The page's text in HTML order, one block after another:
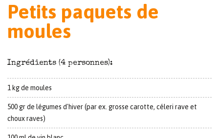
Petits paquets de
moules
Ingrédients (4 personnes):
1 kg de moules
500 gr de légumes d'hiver (par ex. grosse carotte, céleri rave et
choux raves)